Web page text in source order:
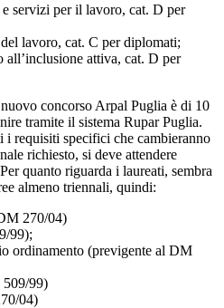
servizi per il lavoro, cat. D per
lavoro, cat. C per diplomati;
all’inclusione attiva, cat. D per
concorso Arpal Puglia è di 10
tramite il sistema Rupar Puglia.
i requisiti specifici che cambieranno
richiesto, si deve attendere
quanto riguarda i laureati, sembra
almeno triennali, quindi:
270/04)
99);
ordinamento (previgente al DM
509/99)
04)